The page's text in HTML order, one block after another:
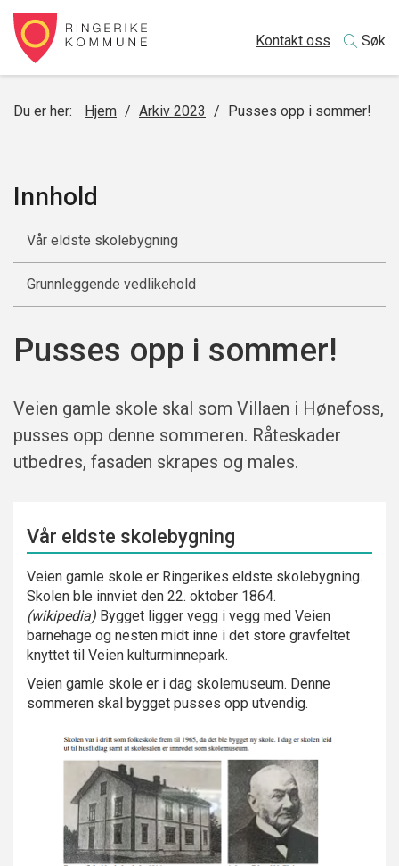
Kontakt oss Søk
Du er her: Hjem / Arkiv 2023 / Pusses opp i sommer!
Innhold
Vår eldste skolebygning
Grunnleggende vedlikehold
Pusses opp i sommer!
Veien gamle skole skal som Villaen i Hønefoss,
pusses opp denne sommeren. Råteskader
utbedres, fasaden skrapes og males.
Vår eldste skolebygning
Veien gamle skole er Ringerikes eldste skolebygning.
Skolen ble innviet den 22. oktober 1864.
(wikipedia) Bygget ligger vegg i vegg med Veien
barnehage og nesten midt inne i det store gravfeltet
knyttet til Veien kulturminnepark.
Veien gamle skole er i dag skolemuseum. Denne
sommeren skal bygget pusses opp utvendig.